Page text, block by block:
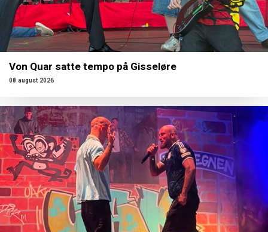
Von Quar satte tempo på Gisseløre
08 august 2026